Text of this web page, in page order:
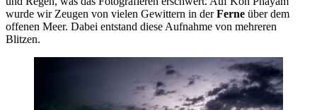
wurde wir Zeugen von vielen Gewittern in derFerne über dem
offenen Meer. Dabei entstand diese Aufnahme von mehreren
Blitzen.